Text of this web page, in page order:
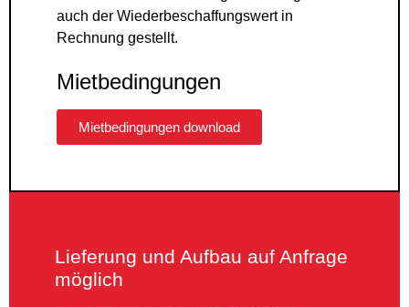
auch der Wiederbeschaffungswert in
Rechnung gestellt.
Mietbedingungen
Mietbedingungen download
Lieferung und Aufbau auf Anfrage
möglich